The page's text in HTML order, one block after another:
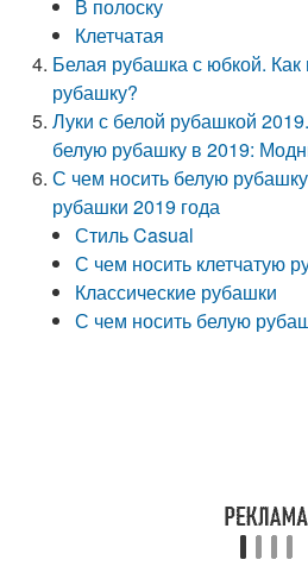
В полоску
Клетчатая
Белая рубашка с юбкой.
рубашку?
Луки с белой рубашкой
белую рубашку в 2019:
С чем носить белую
рубашки 2019 года
Стиль Casual
С чем носить клетчатую
Классические рубашки
С чем носить белую